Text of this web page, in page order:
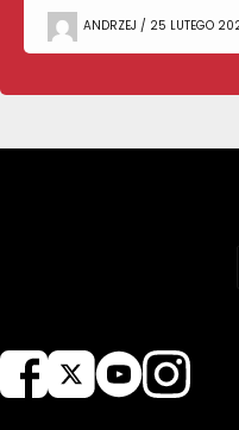
ANDRZEJ / 25 LUTEGO